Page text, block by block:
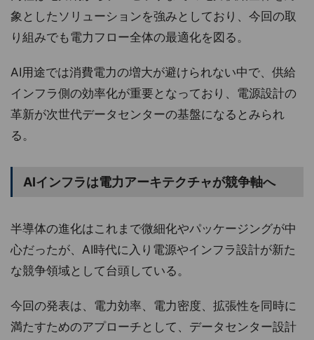
象としたソリューションを強みとしており、今回の取
り組みでも電力フロー全体の最適化を図る。
AI用途では消費電力の増大が避けられない中で、供給
インフラ側の効率化が重要となっており、電源設計の
革新が次世代データセンターの基盤になるとみられ
る。
AIインフラは電力アーキテクチャが競争軸へ
半導体の進化はこれまで微細化やパッケージングが中
心だったが、AI時代に入り電源やインフラ設計が新た
な競争領域として台頭している。
今回の発表は、電力効率、電力密度、拡張性を同時に
満たすためのアプローチとして、データセンター設計